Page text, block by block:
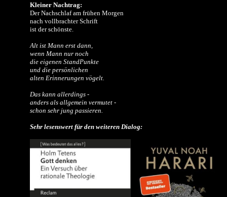
Kleiner Nachtrag:
Der Nachschlaf am frühen Morgen
nach vollbrachter Schrift
ist der schönste.
Alt ist Mann erst dann,
wenn Mann nur noch
die eigenen StandPunkte
und die persönlichen
alten Erinnerungen vögelt.
Das kann allerdings -
anders als allgemein vermutet -
schon sehr jung passieren.
Sehr lesenswert für den weiteren Dialog: